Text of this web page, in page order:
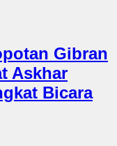
Gibran
Askhar
Bicara